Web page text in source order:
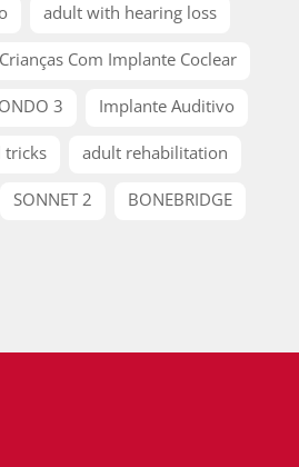
adult with hearing loss
Crianças Com Implante Coclear
3 Implante Auditivo
tricks adult rehabilitation
SONNET 2 BONEBRIDGE